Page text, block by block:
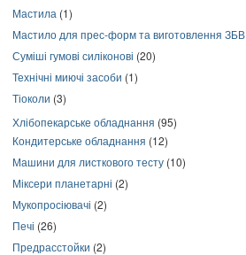
Мастила (1)
Мастило для прес-форм та виготовлення ЗБВ
Суміші гумові силіконові (20)
Технічні миючі засоби (1)
Тіоколи (3)
Хлібопекарське обладнання (95)
Кондитерське обладнання (12)
Машини для листкового тесту (10)
Міксери планетарні (2)
Мукопросіювачі (2)
Печі (26)
Предрасстойки (2)